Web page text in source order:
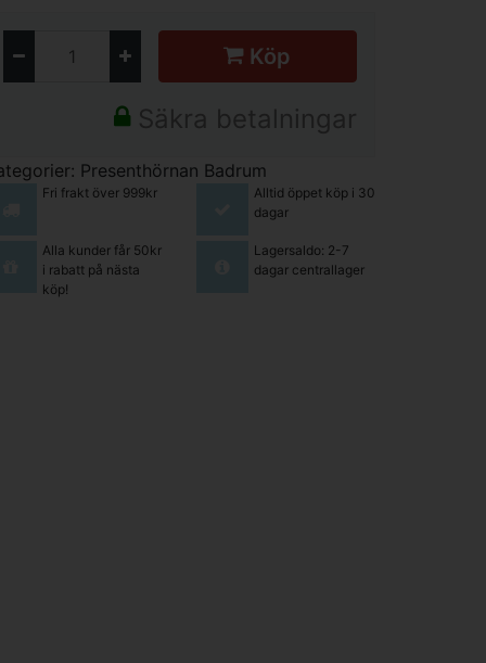
Köp
Säkra betalningar
Presenthörnan Badrum
Fri frakt över 999kr
Alltid öppet köp i 30
dagar
Alla kunder får 50kr
i rabatt på nästa
köp!
Lagersaldo: 2-7
dagar centrallager